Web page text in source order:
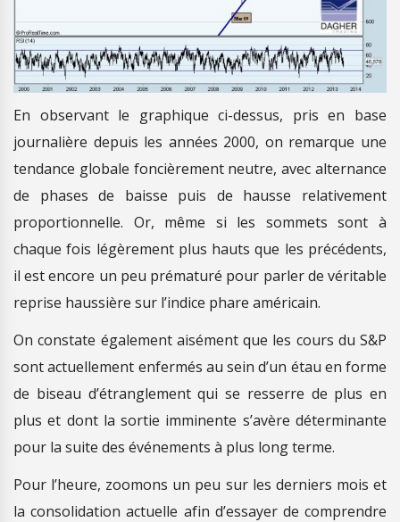
En observant le graphique ci-dessus, pris en base
journalière depuis les années 2000, on remarque une
tendance globale foncièrement neutre, avec alternance
de phases de baisse puis de hausse relativement
proportionnelle. Or, même si les sommets sont à
chaque fois légèrement plus hauts que les précédents,
il est encore un peu prématuré pour parler de véritable
reprise haussière sur l’indice phare américain.
On constate également aisément que les cours du S&P
sont actuellement enfermés au sein d’un étau en forme
de biseau d’étranglement qui se resserre de plus en
plus et dont la sortie imminente s’avère déterminante
pour la suite des événements à plus long terme.
Pour l’heure, zoomons un peu sur les derniers mois et
la consolidation actuelle afin d’essayer de comprendre